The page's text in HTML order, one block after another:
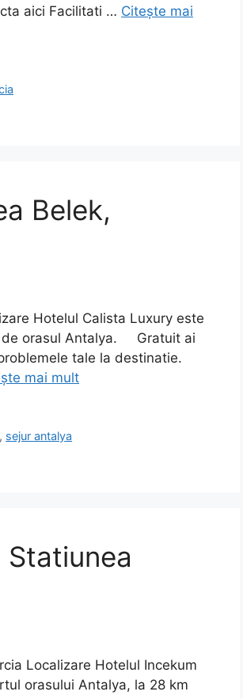
aici Facilitati … Citește mai
Belek,
Hotelul Calista Luxury este
de orasul Antalya. Gratuit ai
tale la destinatie.
mai mult
, sejur antalya
Localizare Hotelul Incekum
orasului Antalya, la 28 km